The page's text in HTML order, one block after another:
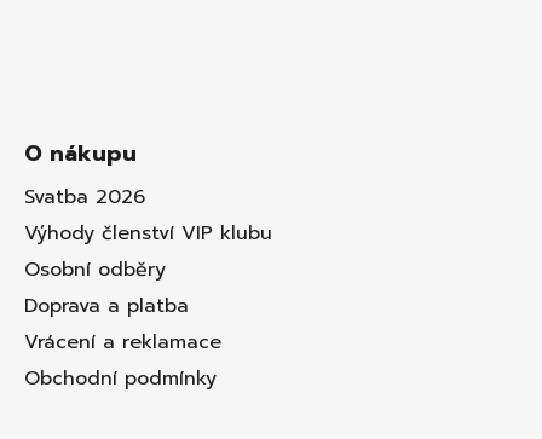
O nákupu
Svatba 2026
Výhody členství VIP klubu
Osobní odběry
Doprava a platba
Vrácení a reklamace
Obchodní podmínky